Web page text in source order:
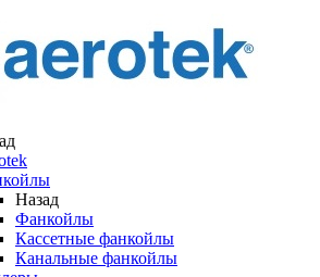
Назад
Фанкойлы
Кассетные фанкойлы
Канальные фанкойлы